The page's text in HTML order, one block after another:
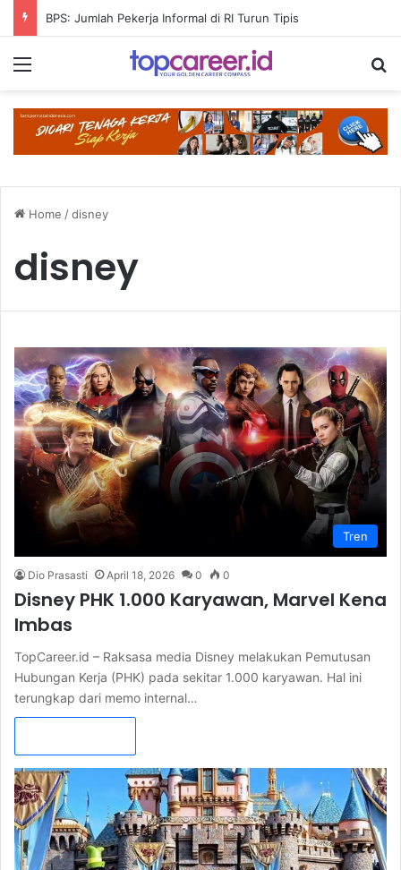
BPS: Jumlah Pekerja Informal di RI Turun Tipis
Home /disney
disney
Tren
Dio Prasasti April 18, 2026 0 0
Disney PHK 1.000 Karyawan, Marvel Kena
Imbas
TopCareer.id – Raksasa media Disney melakukan Pemutusan
Hubungan Kerja (PHK) pada sekitar 1.000 karyawan. Hal ini
terungkap dari memo internal…